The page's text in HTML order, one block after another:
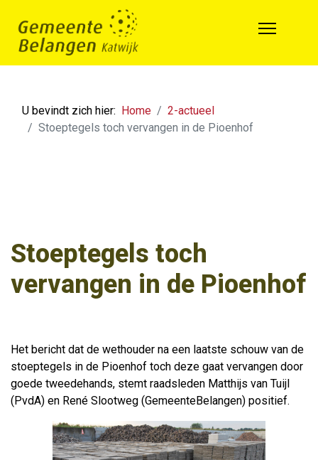
U bevindt zich hier: Home
2-actueel
Stoeptegels toch vervangen in de Pioenhof
Stoeptegels toch
vervangen in de Pioenhof
Het bericht dat de wethouder na een laatste schouw van de
stoeptegels in de Pioenhof toch deze gaat vervangen door
goede tweedehands, stemt raadsleden Matthijs van Tuijl
(PvdA) en René Slootweg (GemeenteBelangen) positief.